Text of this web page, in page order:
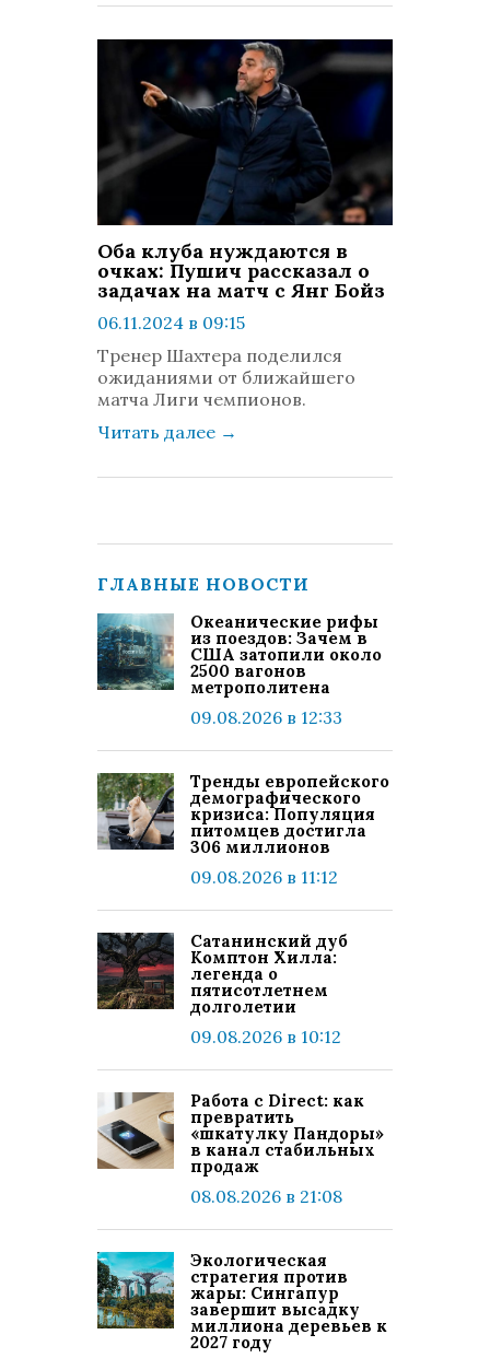
Оба клуба нуждаются в
очках: Пушич рассказал о
задачах на матч с Янг Бойз
06.11.2024 в 09:15
просмотров: 523
комментариев: 0
Тренер Шахтера поделился
ожиданиями от ближайшего
матча Лиги чемпионов.
Читать далее →
ГЛАВНЫЕ НОВОСТИ
Океанические рифы
из поездов: Зачем в
США затопили около
2500 вагонов
метрополитена
09.08.2026 в 12:33
Тренды европейского
демографического
кризиса: Популяция
питомцев достигла
306 миллионов
09.08.2026 в 11:12
Сатанинский дуб
Комптон Хилла:
легенда о
пятисотлетнем
долголетии
09.08.2026 в 10:12
Работа с Direct: как
превратить
«шкатулку Пандоры»
в канал стабильных
продаж
08.08.2026 в 21:08
Экологическая
стратегия против
жары: Сингапур
завершит высадку
миллиона деревьев к
2027 году